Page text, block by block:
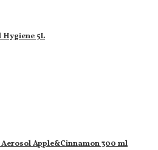
5L
Apple&Cinnamon 300 ml